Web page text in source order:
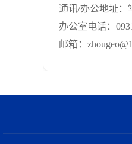
通讯/办公地址：
办公室电话：
邮箱：